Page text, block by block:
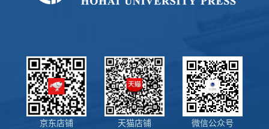
京东店铺 天猫店铺 微信公众号